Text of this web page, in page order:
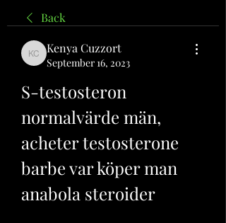
Back
Kenya Cuzzort
Kenya Cuzzort
September 16, 2023
S-testosteron
normalvärde män,
acheter testosterone
barbe var köper man
anabola steroider